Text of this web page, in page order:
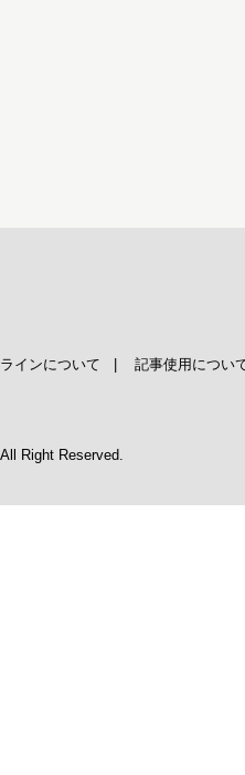
インについて | 記事使用につい
Right Reserved.